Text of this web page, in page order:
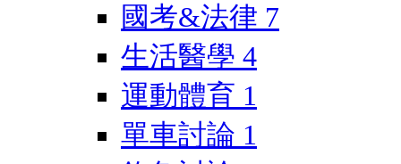
國考&法律 7
生活醫學 4
運動體育 1
單車討論 1